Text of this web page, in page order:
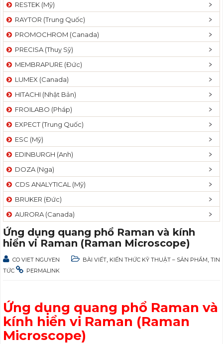
RESTEK (Mỹ)
RAYTOR (Trung Quốc)
PROMOCHROM (Canada)
PRECISA (Thuỵ Sỹ)
MEMBRAPURE (Đức)
LUMEX (Canada)
HITACHI (Nhật Bản)
FROILABO (Pháp)
EXPECT (Trung Quốc)
ESC (Mỹ)
EDINBURGH (Anh)
DOZA (Nga)
CDS ANALYTICAL (Mỹ)
BRUKER (Đức)
AURORA (Canada)
Ứng dụng quang phổ Raman và kính
hiển vi Raman (Raman Microscope)
CO VIET NGUYEN BÀI VIẾT KIẾN THỨC KỸ THUẬT – SẢN PHẨM TIN
TỨC
PERMALINK
Ứng dụng quang phổ Raman và
kính hiển vi Raman (Raman
Microscope)